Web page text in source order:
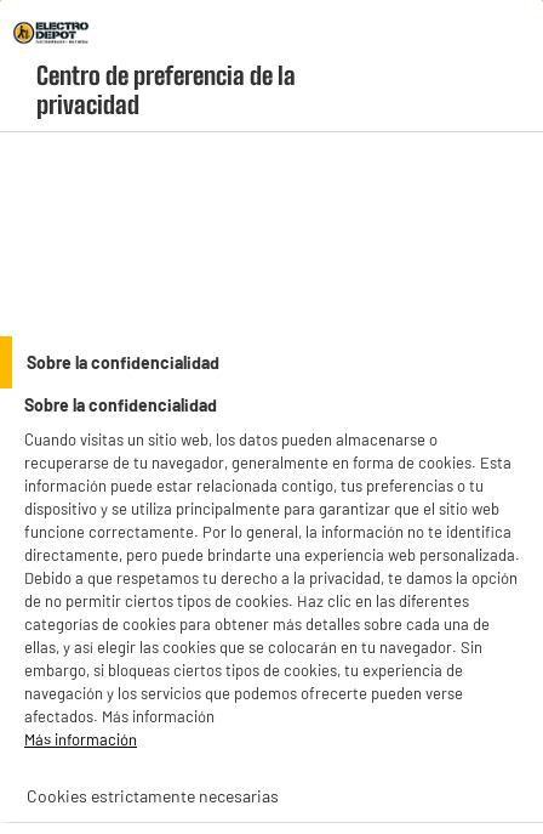
Menú
geolocation-header-icon-text
account
LEGANÉS, MADRID
product_list_sticky_button_Filter
★★★★★
★★★★★
3.5/5(2)
compare_product
Termo Eléctrico Vertical KAWAIR 100 Litros 1500
W Clase C
Capacidad (L) : 100 L
Potencia (W) : 1500 W
Adecuado para : 5
119€ 96
Pago aplazos
Rechazar todas
BIENVENIDO a ELECTRO
DEPOT
Con el fin de mejorar tu experiencia, y tras tu consentimiento, ELECTRO DEPOT
y sus socios utilizan cookies que procesan tus datos personales para:
- compartir contenido adaptado a tus preferencias
- ofrecer publicidad y comunicaciones personalizadas
- facilitar el intercambio de contenido en las redes sociales
- analizar el tráfico en nuestro sitio web Consulta la política de cookies.
Consulta la política de cookies.
Si aceptas, la experiencia será aún mejor. Si no acepta, se utilizarán cookies
¡Buena visita!
Centro de preferencia de la
privacidad
Sobre la confidencialidad
Sobre la confidencialidad
Cuando visitas un sitio web, los datos pueden almacenarse o
recuperarse de tu navegador, generalmente en forma de cookies. Esta
información puede estar relacionada contigo, tus preferencias o tu
dispositivo y se utiliza principalmente para garantizar que el sitio web
funcione correctamente. Por lo general, la información no te identifica
directamente, pero puede brindarte una experiencia web personalizada.
Debido a que respetamos tu derecho a la privacidad, te damos la opción
de no permitir ciertos tipos de cookies. Haz clic en las diferentes
categorías de cookies para obtener más detalles sobre cada una de
ellas, y así elegir las cookies que se colocarán en tu navegador. Sin
embargo, si bloqueas ciertos tipos de cookies, tu experiencia de
navegación y los servicios que podemos ofrecerte pueden verse
afectados. Más información
Más información
Cookies estrictamente necesarias